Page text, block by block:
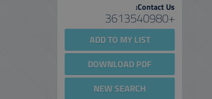
Contact Us:
+3613540980
ADD TO MY LIST
DOWNLOAD PDF
NEW SEARCH